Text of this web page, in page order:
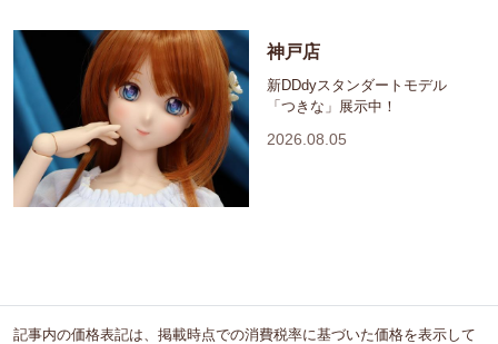
神戸店
新DDdyスタンダートモデル
「つきな」展示中！
2026.08.05
記事内の価格表記は、掲載時点での消費税率に基づいた価格を表示して